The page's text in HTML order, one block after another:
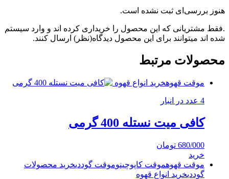
هنوز بررسی‌ای ثبت نشده است.
.فقط مشتریانی که این محصول را خریداری کرده اند و وارد سیستم
شده اند میتوانند برای این محصول دیدگاه(نظر) ارسال کنند.
محصولات مرتبط
موقت قهوهخرید انواع قهوه
4 عدد در انبار
کافی میت نستله 400 گرمی
680/000 تومان
خرید
موقت قهوهموقت کاپوچینوموقت گوددیخرید محصولات
گوددیخرید انواع قهوه